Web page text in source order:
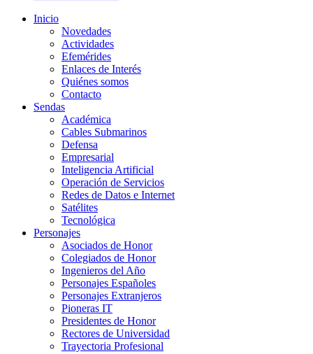
Inicio
Novedades
Actividades
Efemérides
Enlaces de Interés
Quiénes somos
Contacto
Sendas
Académica
Cables Submarinos
Defensa
Empresarial
Inteligencia Artificial
Operación de Servicios
Redes de Datos e Internet
Satélites
Tecnológica
Personajes
Asociados de Honor
Colegiados de Honor
Ingenieros del Año
Personajes Españoles
Personajes Extranjeros
Pioneras IT
Presidentes de Honor
Rectores de Universidad
Trayectoria Profesional